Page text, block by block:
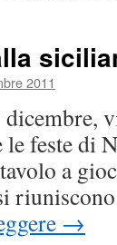
2011
dicembre,
feste di
a
→